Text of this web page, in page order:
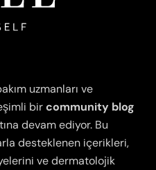
uzmanları ve
bircommunity blog
devam ediyor. Bu
desteklenen içerikleri,
ve dermatolojik